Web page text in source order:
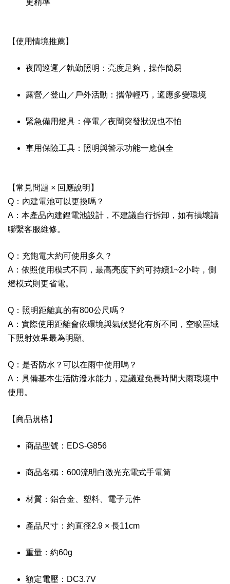
【使用情境推薦】
夜間巡邏／執勤照明：亮度足夠，操作簡易
露營／登山／戶外活動：攜帶輕巧，適應多變環境
緊急備用燈具：停電／夜間突發狀況也不怕
車用保險工具：照明與警示功能一應俱全
【常見問題 × 回應說明】
Q：內建電池可以更換嗎？
A：本產品內建鋰電池設計，不建議自行拆卸，如有損壞請
聯繫客服維修。
Q：充飽電大約可使用多久？
A：依照使用模式不同，最高亮度下約可持續1~2小時，側
燈模式則更省電。
Q：照明距離真的有800公尺嗎？
A：實際使用距離會依環境與氣候變化有所不同，空曠區域
下照射效果最為明顯。
Q：是否防水？可以在雨中使用嗎？
A：具備基本生活防潑水能力，建議避免長時間大雨環境中
使用。
【商品規格】
商品型號：EDS-G856
商品名稱：600流明白激光充電式手電筒
材質：鋁合金、塑料、電子元件
產品尺寸：約直徑2.9 × 長11cm
重量：約60g
額定電壓：DC3.7V